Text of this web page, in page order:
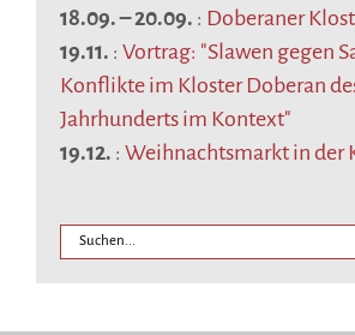
18.09. – 20.09. : Doberaner
19.11. : Vortrag: "Slawen gegen
Konflikte im Kloster Doberan
Jahrhunderts im Kontext"
19.12. : Weihnachtsmarkt in der